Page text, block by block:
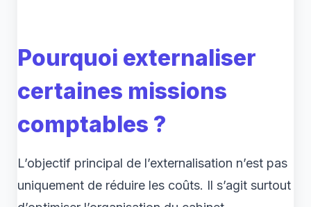
Pourquoi externaliser
certaines missions
comptables ?
L’objectif principal de l’externalisation n’est pas
uniquement de réduire les coûts. Il s’agit surtout